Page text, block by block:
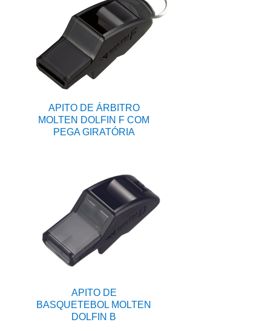
APITO DE ÁRBITRO
MOLTEN DOLFIN F COM
PEGA GIRATÓRIA
APITO DE
BASQUETEBOL MOLTEN
DOLFIN B